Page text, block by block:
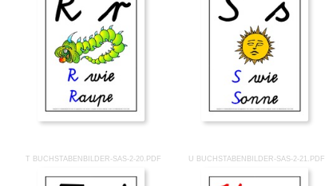
T BUCHSTABENBILDER-SAS-2-20.PDF U BUCHSTABENBILDER-SAS-2-21.PDF